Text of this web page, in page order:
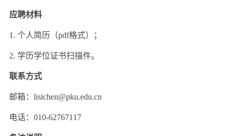
应聘材料
1. 个人简历（pdf格式）；
2. 学历学位证书扫描件。
联系方式
邮箱：lisichen@pku.edu.cn
电话：010-62767117